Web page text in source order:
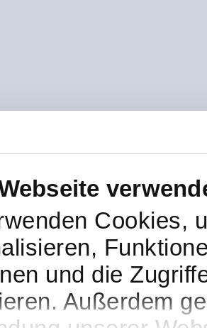
Cookies,
und die
Außerdem